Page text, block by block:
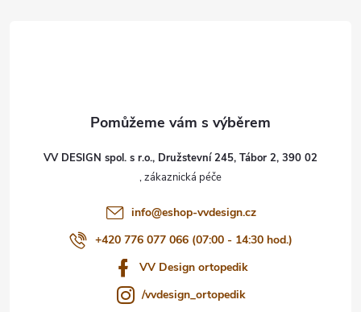
VV DESIGN spol. s r.o., Družstevní 245, Tábor 2, 390 02
info@eshop-vvdesign.cz
+420 776 077 066 (07:00 - 14:30 hod.)
VV Design ortopedik
/vvdesign_ortopedik